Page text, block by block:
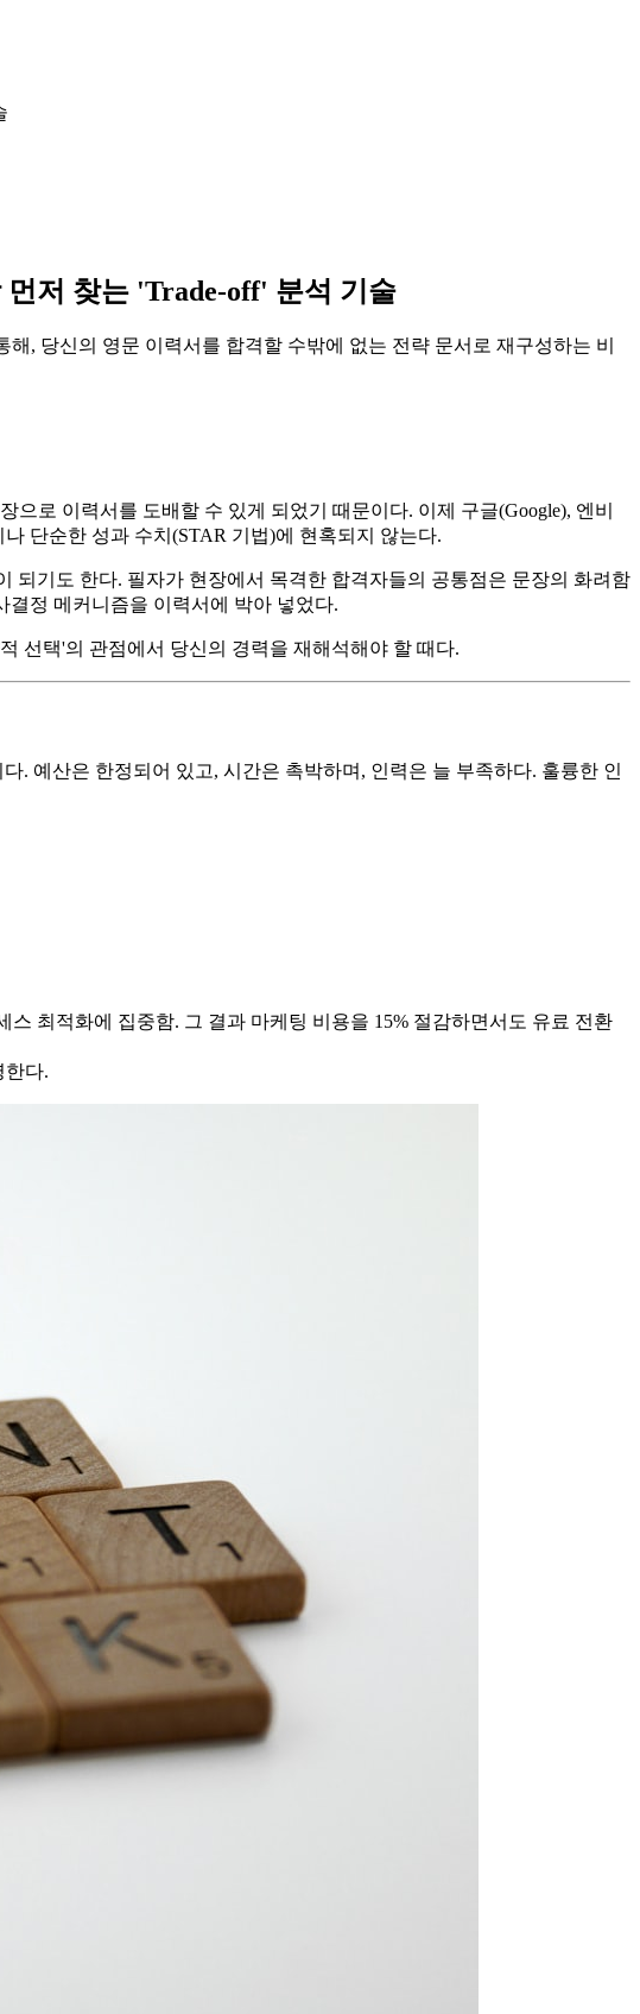
저 찾는 'Trade-off' 분석 기술
, 당신의 영문 이력서를 합격할 수밖에 없는 전략 문서로 재구성하는 비
로 이력서를 도배할 수 있게 되었기 때문이다. 이제 구글(Google), 엔비
단순한 성과 수치(STAR 기법)에 현혹되지 않는다.
되기도 한다. 필자가 현장에서 목격한 합격자들의 공통점은 문장의 화려함
결정 메커니즘을 이력서에 박아 넣었다.
선택'의 관점에서 당신의 경력을 재해석해야 할 때다.
. 예산은 한정되어 있고, 시간은 촉박하며, 인력은 늘 부족하다. 훌륭한 인
최적화에 집중함. 그 결과 마케팅 비용을 15% 절감하면서도 유료 전환
한다.